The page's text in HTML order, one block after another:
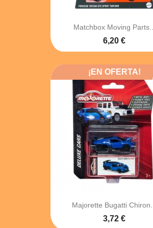
Matchbox Moving Parts...
6,20 €
Majorette Bugatti Chiron...
3,72 €
¡EN OFERTA!